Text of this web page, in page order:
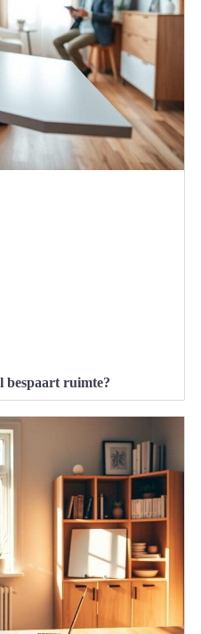
bespaart ruimte?